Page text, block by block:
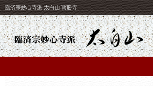
臨済宗妙心寺派 太白山 寳勝寺